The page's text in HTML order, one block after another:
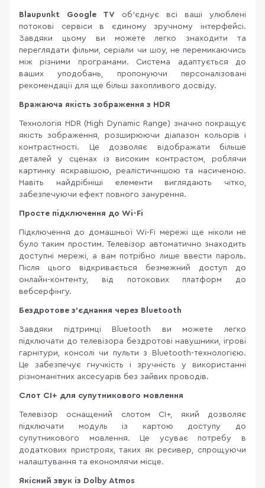
Blaupunkt Google TV об’єднує всі ваші улюблені
потокові сервіси в єдиному зручному інтерфейсі.
Завдяки цьому ви можете легко знаходити та
переглядати фільми, серіали чи шоу, не перемикаючись
між різними програмами. Система адаптується до
ваших уподобань, пропонуючи персоналізовані
рекомендації для ще більш захопливого досвіду.
Вражаюча якість зображення з HDR
Технологія HDR (High Dynamic Range) значно покращує
якість зображення, розширюючи діапазон кольорів і
контрастності. Це дозволяє відображати більше
деталей у сценах із високим контрастом, роблячи
картинку яскравішою, реалістичнішою та насиченою.
Навіть найдрібніші елементи виглядають чітко,
забезпечуючи ефект повного занурення.
Просте підключення до Wi-Fi
Підключення до домашньої Wi-Fi мережі ще ніколи не
було таким простим. Телевізор автоматично знаходить
доступні мережі, а вам потрібно лише ввести пароль.
Після цього відкривається безмежний доступ до
онлайн-контенту, від потокових платформ до
вебсерфінгу.
Бездротове з’єднання через Bluetooth
Завдяки підтримці Bluetooth ви можете легко
підключати до телевізора бездротові навушники, ігрові
гарнітури, консолі чи пульти з Bluetooth-технологією.
Це забезпечує гнучкість і зручність у використанні
різноманітних аксесуарів без зайвих проводів.
Слот CI+ для супутникового мовлення
Телевізор оснащений слотом CI+, який дозволяє
підключати модуль із картою доступу до
супутникового мовлення. Це усуває потребу в
додаткових пристроях, таких як ресивер, спрощуючи
налаштування та економлячи місце.
Якісний звук із Dolby Atmos